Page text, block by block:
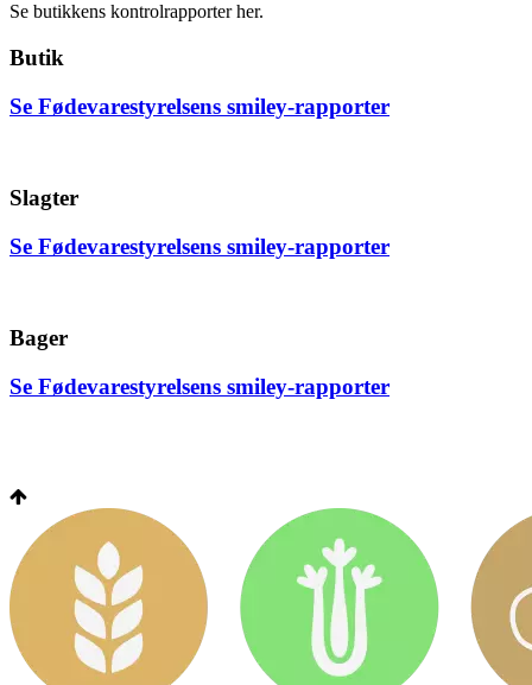
Se butikkens kontrolrapporter her.
Butik
Se Fødevarestyrelsens smiley-rapporter
Slagter
Se Fødevarestyrelsens smiley-rapporter
Bager
Se Fødevarestyrelsens smiley-rapporter